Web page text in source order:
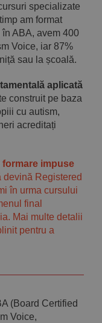
specializate
am format
ABA, avem 400
Voice, iar 87%
sau la școală.
aplicată
construit pe baza
cu autism,
acreditați
formare impuse
devină Registered
în urma cursului
final
Mai multe detalii
pentru a
(Board Certified
Voice,